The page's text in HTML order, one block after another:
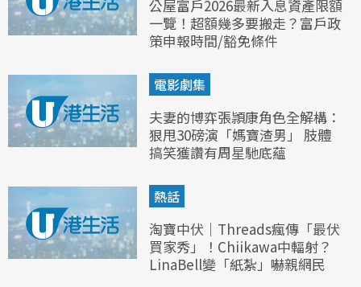
公屋富戶2026最新入息資產限額
一覽！超額幾多要搬走？富戶政
策申報時間/豁免條件
電影劇集
夫妻的博弈張頴康角色全解構：
狠甩30磅演「媽寶渣男」 肢體
搞笑獲讚有周星馳底蘊
熱話
淘寶中伏｜Threads瘋傳「最伏
買家秀」！Chiikawa中輻射？
LinaBell變「紙紮」嚇親網民